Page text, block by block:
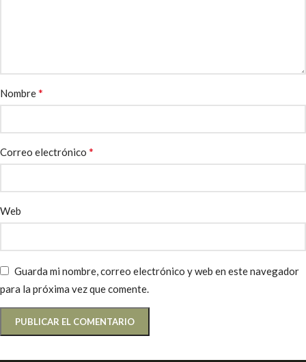
Nombre*
Correo electrónico *
Web
Guarda mi nombre, correo electrónico y web en este navegador
para la próxima vez que comente.